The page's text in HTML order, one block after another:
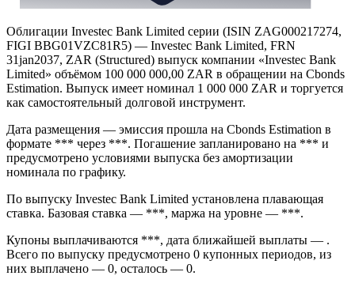
Облигации Investec Bank Limited серии (ISIN ZAG000217274,
FIGI BBG01VZC81R5) — Investec Bank Limited, FRN
31jan2037, ZAR (Structured) выпуск компании «Investec Bank
Limited» объёмом 100 000 000,00 ZAR в обращении на Cbonds
Estimation. Выпуск имеет номинал 1 000 000 ZAR и торгуется
как самостоятельный долговой инструмент.
Дата размещения — эмиссия прошла на Cbonds Estimation в
формате *** через ***. Погашение запланировано на *** и
предусмотрено условиями выпуска без амортизации
По выпуску Investec Bank Limited установлена плавающая
ставка. Базовая ставка — ***, маржа на уровне — ***.